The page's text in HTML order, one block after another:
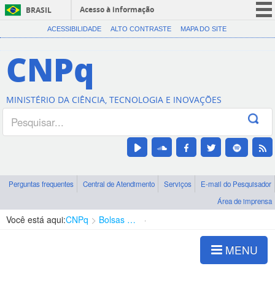
BRASIL
Acesso à informação
CORONAVÍRUS (COVID-19)
Canais
ACESSIBILIDADE ALTO CONTRASTE MAPA DO SITE
CNPq
MINISTÉRIO DA CIÊNCIA, TECNOLOGIA E INOVAÇÕES
Perguntas frequentes Central de Atendimento Serviços
E-mail do Pesquisador
Área de imprensa
Você está aqui:CNPq Bolsas e Auxílios Vigentes
MENU